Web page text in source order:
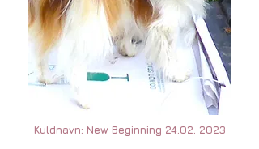
Kuldnavn: New Beginning 24.02. 2023